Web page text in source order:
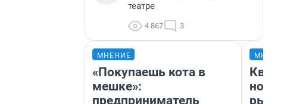
театре
4 867 3
МНЕНИЕ
«Покупаешь кота в
мешке»:
предприниматель
но